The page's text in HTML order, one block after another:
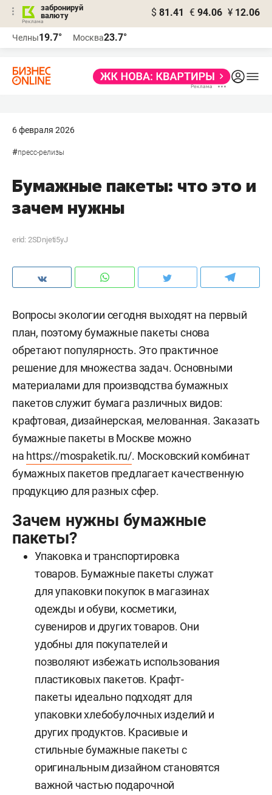
забронируй
валюту
$ 81.41 € 94.06 ¥ 12.06
Челны19.7° Москва23.7°
6 февраля 2026
#пресс-релизы
Бумажные пакеты: что это и
зачем нужны
erid: 2SDnjeti5yJ
Вопросы экологии сегодня выходят на первый
план, поэтому бумажные пакеты снова
обретают популярность. Это практичное
решение для множества задач. Основными
материалами для производства бумажных
пакетов служит бумага различных видов:
крафтовая, дизайнерская, мелованная. Заказать
бумажные пакеты в Москве можно
на https://mospaketik.ru/. Московский комбинат
бумажных пакетов предлагает качественную
продукцию для разных сфер.
Зачем нужны бумажные
пакеты?
Упаковка и транспортировка
товаров. Бумажные пакеты служат
для упаковки покупок в магазинах
одежды и обуви, косметики,
сувениров и других товаров. Они
удобны для покупателей и
позволяют избежать использования
пластиковых пакетов. Крафт-
пакеты идеально подходят для
упаковки хлебобулочных изделий и
других продуктов. Красивые и
стильные бумажные пакеты с
оригинальным дизайном становятся
важной частью подарочной